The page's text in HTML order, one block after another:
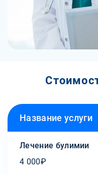
Название услуги
Лечение булимии
4 000₽